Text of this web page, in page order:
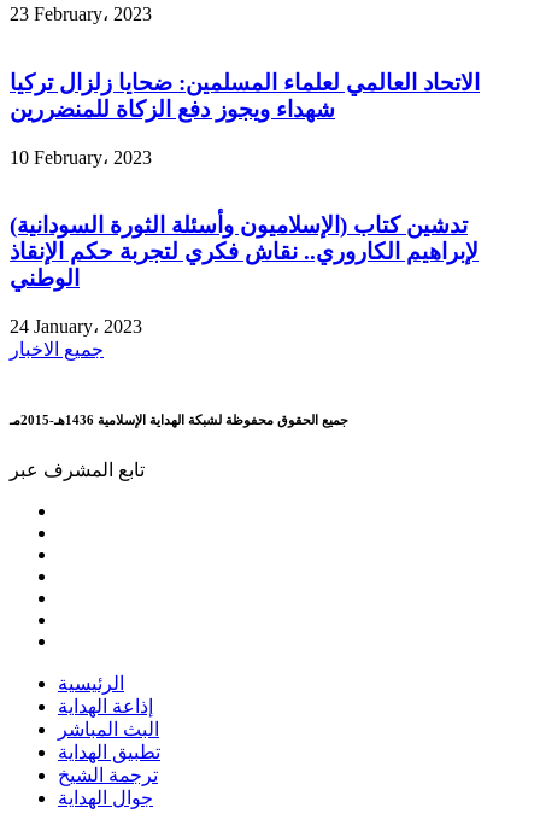
23 February، 2023
الاتحاد العالمي لعلماء المسلمين: ضحايا زلزال تركيا
شهداء ويجوز دفع الزكاة للمنضررين
10 February، 2023
تدشين كتاب (الإسلاميون وأسئلة الثورة السودانية)
لإبراهيم الكاروري.. نقاش فكري لتجربة حكم الإنقاذ
الوطني
24 January، 2023
جميع الاخبار
جميع الحقوق محفوظة لشبكة الهداية الإسلامية 1436هـ-2015مـ
تابع المشرف عبر
الرئيسية
إذاعة الهداية
البث المباشر
تطبيق الهداية
ترجمة الشيخ
جوال الهداية